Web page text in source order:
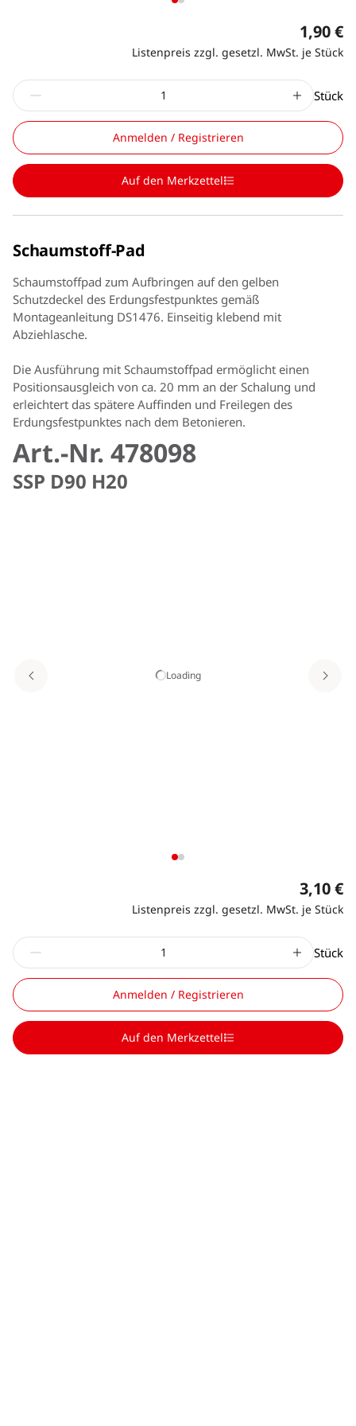
1,90 €
Listenpreis zzgl. gesetzl. MwSt. je Stück
Stück
Anmelden / Registrieren
Auf den Merkzettel
Schaumstoff-Pad
Schaumstoffpad zum Aufbringen auf den gelben
Schutzdeckel des Erdungsfestpunktes gemäß
Montageanleitung DS1476. Einseitig klebend mit
Abziehlasche.
Die Ausführung mit Schaumstoffpad ermöglicht einen
Positionsausgleich von ca. 20 mm an der Schalung und
erleichtert das spätere Auffinden und Freilegen des
Erdungsfestpunktes nach dem Betonieren.
Art.-Nr. 478098
SSP D90 H20
Loading
3,10 €
Listenpreis zzgl. gesetzl. MwSt. je Stück
Stück
Anmelden / Registrieren
Auf den Merkzettel